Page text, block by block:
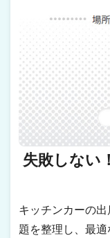
失敗しない
キッチンカーの
題を整理し、最